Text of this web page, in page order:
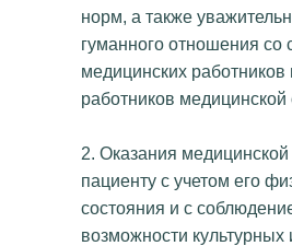
норм, а также
гуманного отношения со
медицинских
работников медицинской
2. Оказания
пациенту с учетом его
состояния и с
возможности культурных